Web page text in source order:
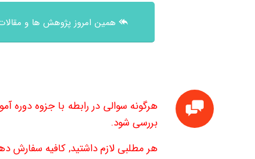
همین امروز پژوهش ها و
بررسی شود.
هر مطلبی لازم داشتید, کافیه سفارش